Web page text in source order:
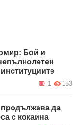
Бой и
153
1
продължава да
с кокаина